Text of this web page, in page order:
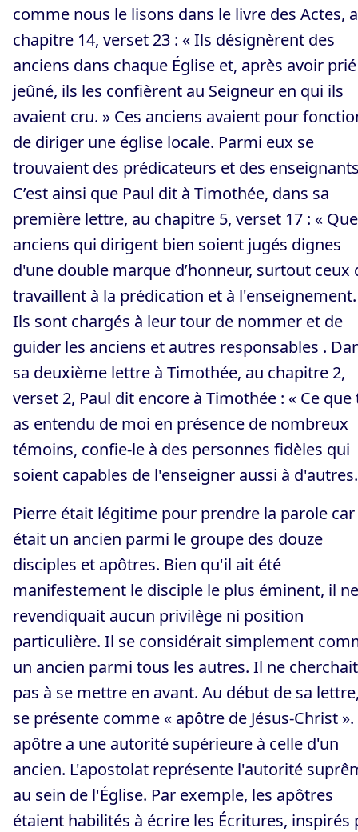
comme nous le lisons dans le livre des Actes,
chapitre 14, verset 23 : « Ils désignèrent des
anciens dans chaque Église et, après avoir
jeûné, ils les confièrent au Seigneur en qui ils
avaient cru. » Ces anciens avaient pour
de diriger une église locale. Parmi eux se
trouvaient des prédicateurs et des
C’est ainsi que Paul dit à Timothée, dans sa
première lettre, au chapitre 5, verset 17 : «
anciens qui dirigent bien soient jugés dignes
d'une double marque d’honneur, surtout ceux
travaillent à la prédication et à
Ils sont chargés à leur tour de nommer et de
guider les anciens et autres responsables .
sa deuxième lettre à Timothée, au chapitre 2,
verset 2, Paul dit encore à Timothée : « Ce que
as entendu de moi en présence de nombreux
témoins, confie-le à des personnes fidèles qui
soient capables de l'enseigner aussi à
Pierre était légitime pour prendre la parole
était un ancien parmi le groupe des douze
disciples et apôtres. Bien qu'il ait été
manifestement le disciple le plus éminent, il ne
revendiquait aucun privilège ni position
particulière. Il se considérait simplement
un ancien parmi tous les autres. Il ne cherchait
pas à se mettre en avant. Au début de sa
se présente comme « apôtre de Jésus-Christ
apôtre a une autorité supérieure à celle d'un
ancien. L'apostolat représente l'autorité
au sein de l'Église. Par exemple, les apôtres
étaient habilités à écrire les Écritures, inspirés